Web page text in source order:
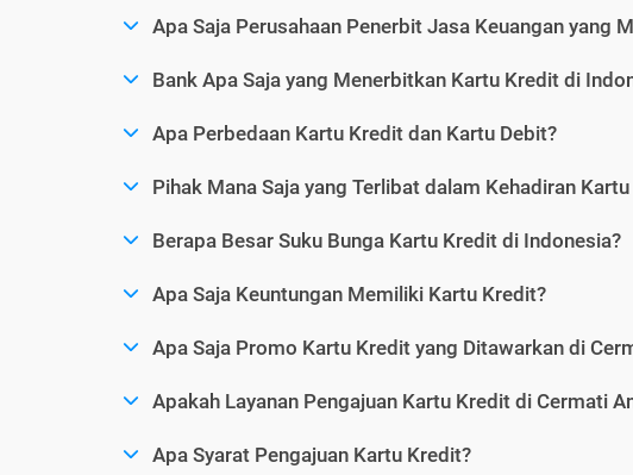
Apa Saja Perusahaan Penerbit Jasa Keuangan yang
Bank Apa Saja yang Menerbitkan Kartu Kredit di
Apa Perbedaan Kartu Kredit dan Kartu Debit?
Pihak Mana Saja yang Terlibat dalam Kehadiran
Berapa Besar Suku Bunga Kartu Kredit di Indonesia?
Apa Saja Keuntungan Memiliki Kartu Kredit?
Apa Saja Promo Kartu Kredit yang Ditawarkan di
Apakah Layanan Pengajuan Kartu Kredit di Cermati
Apa Syarat Pengajuan Kartu Kredit?